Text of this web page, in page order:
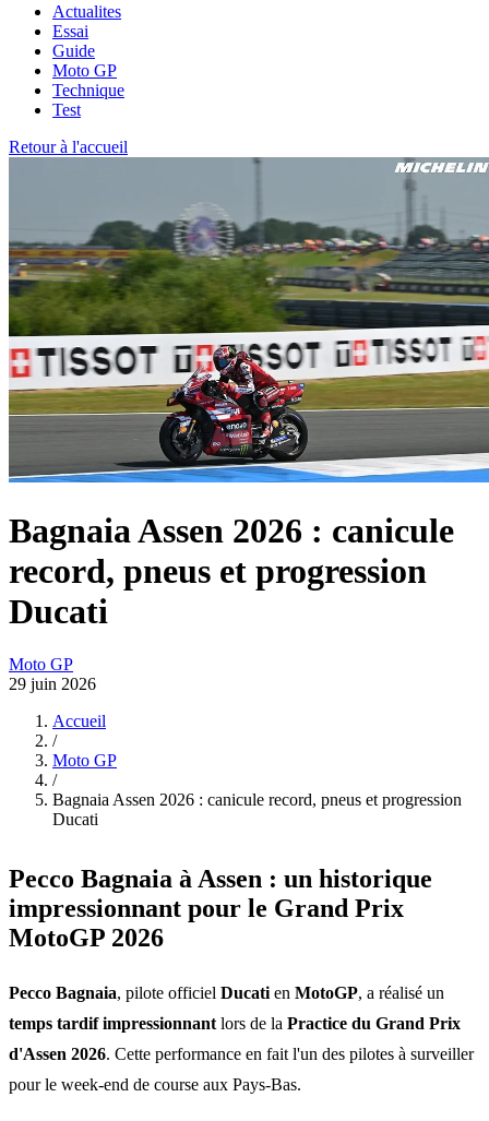
Actualites
Essai
Guide
Moto GP
Technique
Test
Retour à l'accueil
Bagnaia Assen 2026 : canicule
record, pneus et progression
Ducati
Moto GP
29 juin 2026
Accueil
/
Moto GP
/
Bagnaia Assen 2026 : canicule record, pneus et progression
Ducati
Pecco Bagnaia à Assen : un historique
impressionnant pour le Grand Prix
MotoGP 2026
Pecco Bagnaia, pilote officiel Ducati en MotoGP, a réalisé un
temps tardif impressionnant lors de la Practice du Grand Prix
d'Assen 2026. Cette performance en fait l'un des pilotes à surveiller
pour le week-end de course aux Pays-Bas.